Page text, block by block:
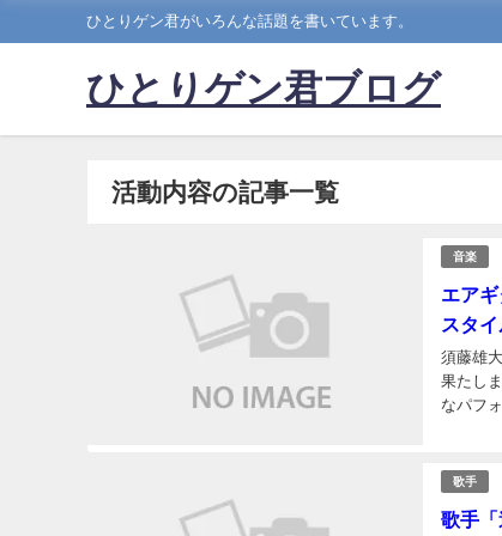
ひとりゲン君がいろんな話題を書いています。
ひとりゲン君ブログ
活動内容の記事一覧
音楽
エア
スタイ
須藤雄
果たし
なパフ
歌手
歌手